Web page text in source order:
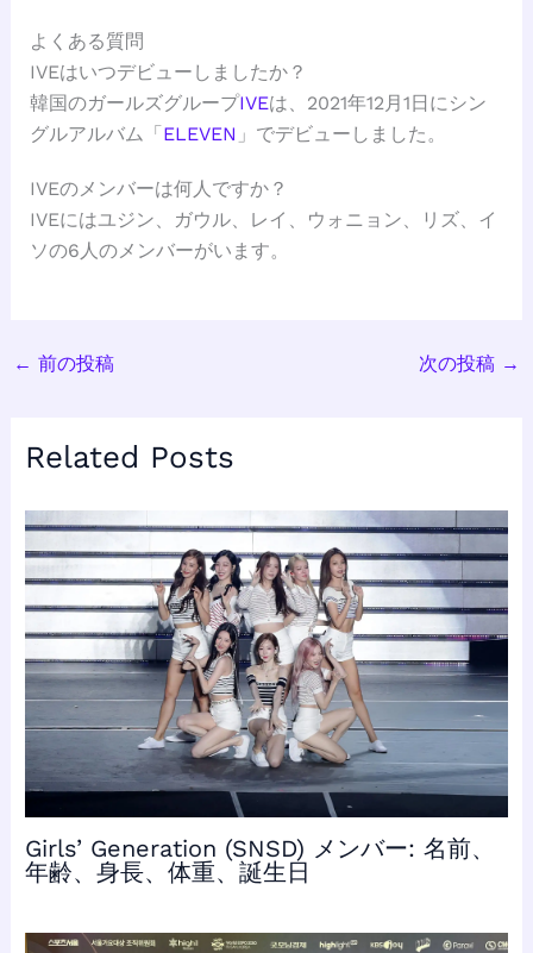
よくある質問
IVEはいつデビューしましたか？
韓国のガールズグループIVEは、2021年12月1日にシン
グルアルバム「ELEVEN 」でデビューしました。
IVEのメンバーは何人ですか？
IVEにはユジン、ガウル、レイ、ウォニョン、リズ、イ
ソの6人のメンバーがいます。
← 前の投稿 次の投稿 →
Related Posts
Girls’ Generation (SNSD) メンバー: 名前、
年齢、身長、体重、誕生日